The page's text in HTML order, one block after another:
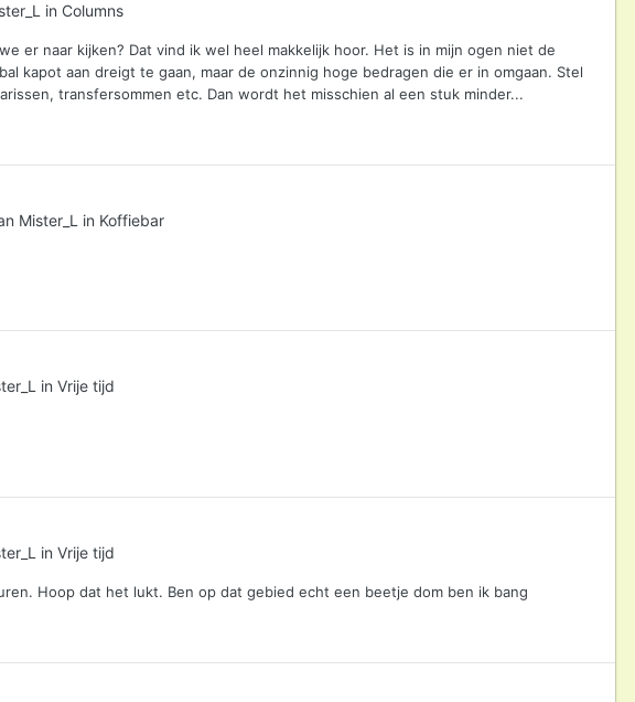
in Columns
er naar kijken? Dat vind ik wel heel makkelijk hoor. Het is in mijn ogen niet de
kapot aan dreigt te gaan, maar de onzinnig hoge bedragen die er in omgaan. Stel
transfersommen etc. Dan wordt het misschien al een stuk minder...
Mister_L in Koffiebar
in Vrije tijd
in Vrije tijd
Hoop dat het lukt. Ben op dat gebied echt een beetje dom ben ik bang